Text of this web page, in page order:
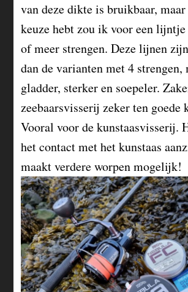
van deze dikte is bruikbaar,
keuze hebt zou ik voor een lijntje
of meer strengen. Deze lijnen
dan de varianten met 4 strengen,
gladder, sterker en soepeler.
zeebaarsvisserij zeker ten goede
Vooral voor de kunstaasvisserij.
het contact met het kunstaas
maakt verdere worpen mogelijk!